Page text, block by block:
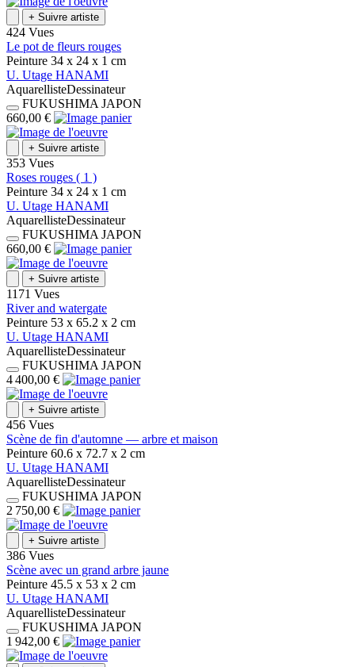
+ Suivre artiste
424 Vues
Le pot de fleurs rouges
Peinture 34 x 24 x 1 cm
U. Utage HANAMI
AquarellisteDessinateur
FUKUSHIMA JAPON
660,00 €
+ Suivre artiste
353 Vues
Roses rouges ( 1 )
Peinture 34 x 24 x 1 cm
U. Utage HANAMI
AquarellisteDessinateur
FUKUSHIMA JAPON
660,00 €
+ Suivre artiste
1171 Vues
River and watergate
Peinture 53 x 65.2 x 2 cm
U. Utage HANAMI
AquarellisteDessinateur
FUKUSHIMA JAPON
4 400,00 €
+ Suivre artiste
456 Vues
Scène de fin d'automne — arbre et maison
Peinture 60.6 x 72.7 x 2 cm
U. Utage HANAMI
AquarellisteDessinateur
FUKUSHIMA JAPON
2 750,00 €
+ Suivre artiste
386 Vues
Scène avec un grand arbre jaune
Peinture 45.5 x 53 x 2 cm
U. Utage HANAMI
AquarellisteDessinateur
FUKUSHIMA JAPON
1 942,00 €